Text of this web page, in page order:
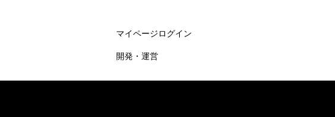
マイページログイン
開発・運営